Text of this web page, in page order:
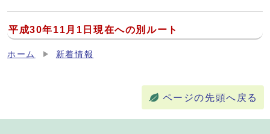
平成30年11月1日現在への別ルート
ホーム 新着情報
ページの先頭へ戻る